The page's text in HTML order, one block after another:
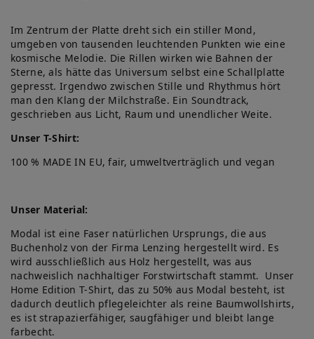
Im Zentrum der Platte dreht sich ein stiller Mond,
umgeben von tausenden leuchtenden Punkten wie eine
kosmische Melodie. Die Rillen wirken wie Bahnen der
Sterne, als hätte das Universum selbst eine Schallplatte
gepresst. Irgendwo zwischen Stille und Rhythmus hört
man den Klang der Milchstraße. Ein Soundtrack,
geschrieben aus Licht, Raum und unendlicher Weite.
Unser T-Shirt:
100 % MADE IN EU, fair, umweltverträglich und vegan
Unser Material:
Modal ist eine Faser natürlichen Ursprungs, die aus
Buchenholz von der Firma Lenzing hergestellt wird. Es
wird ausschließlich aus Holz hergestellt, was aus
nachweislich nachhaltiger Forstwirtschaft stammt. Unser
Home Edition T-Shirt, das zu 50% aus Modal besteht, ist
dadurch deutlich pflegeleichter als reine Baumwollshirts,
es ist strapazierfähiger, saugfähiger und bleibt lange
farbecht.